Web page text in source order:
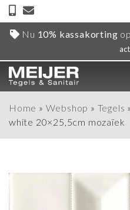
Nu 10% kassakorting
Home » Webshop » Tegels »
white 20×25,5cm mozaïek